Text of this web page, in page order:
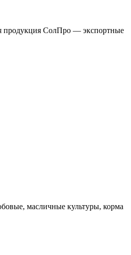
продукция СолПро — экспортные
масличные культуры, корма